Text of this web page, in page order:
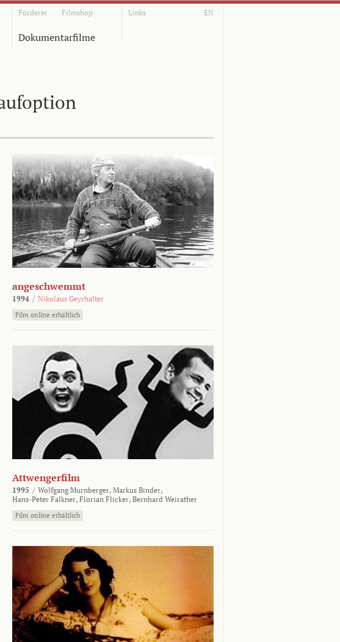
Förderer Filmshop Links EN
Dokumentarfilme
angeschwemmt
1994 / Nikolaus Geyrhalter
Film online erhältlich
Attwengerfilm
1995 / Wolfgang Murnberger, Markus Binder,
Hans-Peter Falkner, Florian Flicker, Bernhard Weirather
Film online erhältlich